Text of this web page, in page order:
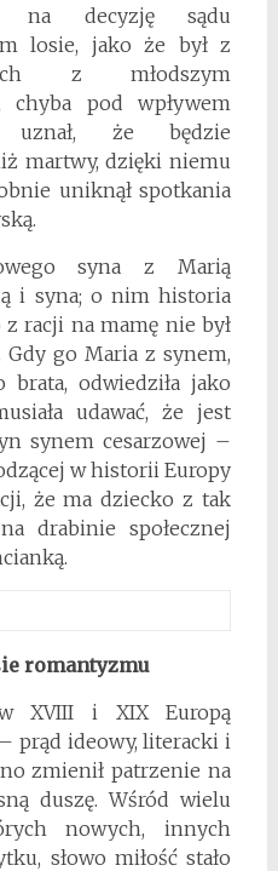
na decyzję sądu
losie, jako że był z
z młodszym
chyba pod wpływem
uznał, że będzie
martwy, dzięki niemu
uniknął spotkania
syna z Marią
i syna; o nim historia
z racji na mamę nie był
Gdy go Maria z synem,
odwiedziła jako
udawać, że jest
synem cesarzowej –
w historii Europy
że ma dziecko z tak
drabinie społecznej
romantyzmu
XVIII i XIX Europą
prąd ideowy, literacki i
zmienił patrzenie na
duszę. Wśród wielu
nowych, innych
słowo miłość stało